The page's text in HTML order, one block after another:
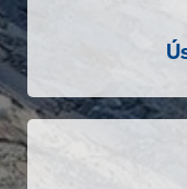
Udržateľnosť